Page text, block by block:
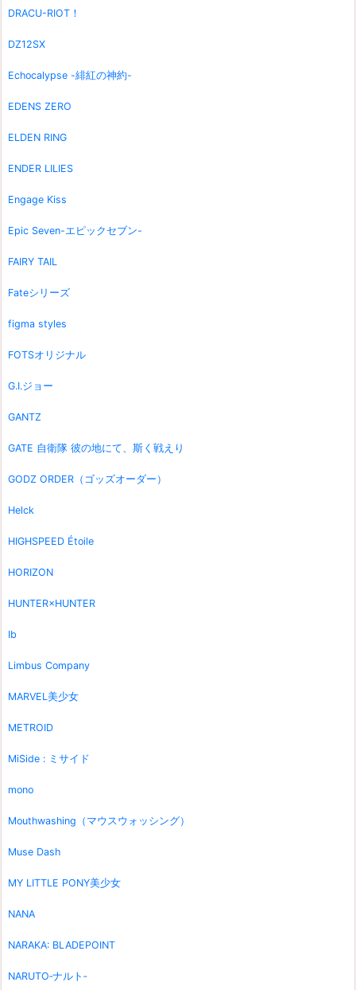
DRACU-RIOT！
DZ12SX
Echocalypse -緋紅の神約-
EDENS ZERO
ELDEN RING
ENDER LILIES
Engage Kiss
Epic Seven-エピックセブン-
FAIRY TAIL
Fateシリーズ
figma styles
FOTSオリジナル
G.I.ジョー
GANTZ
GATE 自衛隊 彼の地にて、斯く戦えり
GODZ ORDER（ゴッズオーダー）
Helck
HIGHSPEED Étoile
HORIZON
HUNTER×HUNTER
Ib
Limbus Company
MARVEL美少女
METROID
MiSide : ミサイド
mono
Mouthwashing（マウスウォッシング）
Muse Dash
MY LITTLE PONY美少女
NANA
NARAKA: BLADEPOINT
NARUTO‐ナルト‐